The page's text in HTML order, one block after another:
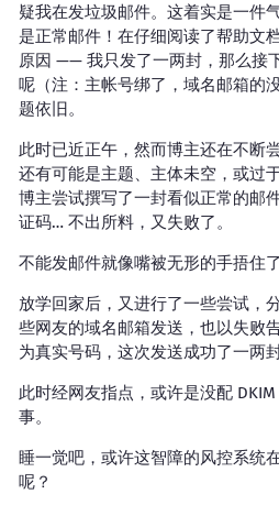
疑我在发垃圾邮件。这着实是一件
是正常邮件！在仔细阅读了帮助文
原因 —— 我只发了一两封，那么接
呢（注：主帐号绑了，域名邮箱的
题依旧。
此时已近正午，然而博主还在不断
还有可能是主题、主体未空，或过
博主尝试撰写了一封看似正常的邮
证码… 不出所料，又失败了。
不能发邮件就像嘴被无形的手捂住
放学回家后，又进行了一些尝试，
些网友的域名邮箱发送，也以失败
为真实号码，这次发送成功了一两
此时经网友指点，或许是没配
事。
睡一觉吧，或许这智障的风控系统
呢？